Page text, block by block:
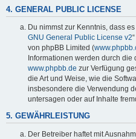
4. GENERAL PUBLIC LICENSE
Du nimmst zur Kenntnis, dass
GNU General Public License v2
von phpBB Limited (
Informationen werden durch
www.phpbb.de zur Verfügung
die Art und Weise, wie die
insbesondere die Verwendung
untersagen oder auf Inhalte
5. GEWÄHRLEISTUNG
Der Betreiber haftet mit